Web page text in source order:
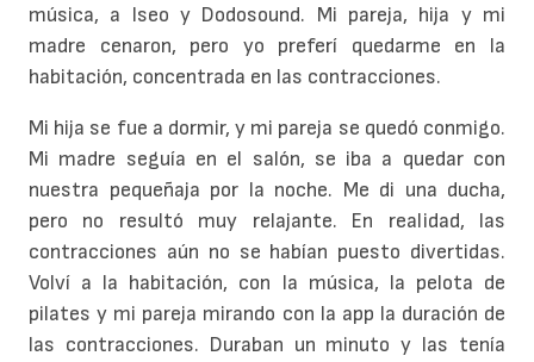
música, a Iseo y Dodosound. Mi pareja, hija y mi
madre cenaron, pero yo preferí quedarme en la
habitación, concentrada en las contracciones.
Mi hija se fue a dormir, y mi pareja se quedó conmigo.
Mi madre seguía en el salón, se iba a quedar con
nuestra pequeñaja por la noche. Me di una ducha,
pero no resultó muy relajante. En realidad, las
contracciones aún no se habían puesto divertidas.
Volví a la habitación, con la música, la pelota de
pilates y mi pareja mirando con la app la duración de
las contracciones. Duraban un minuto y las tenía